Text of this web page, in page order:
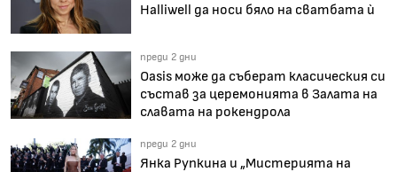
Halliwell да носи бяло на сватбата ѝ
преди 2 дни
Oasis може да съберат класическия си
състав за церемонията в Залата на
славата на рокендрола
преди 2 дни
Янка Рупкина и „Мистерията на